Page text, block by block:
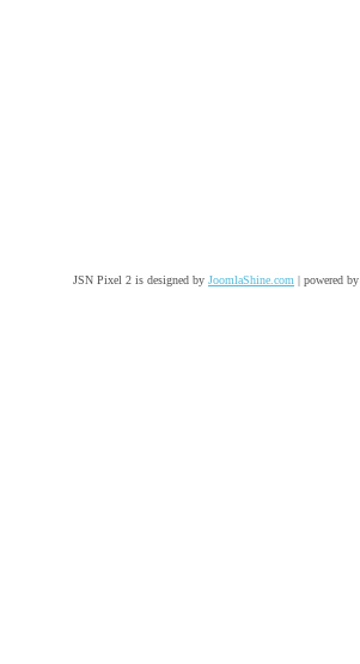
JSN Pixel 2 is designed by JoomlaShine.com | powered by